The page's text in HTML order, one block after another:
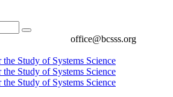
office@bcsss.org